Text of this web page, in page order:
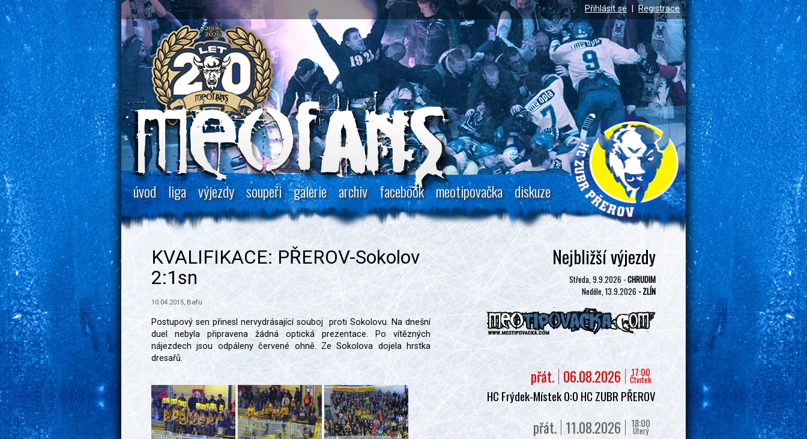
Přihlásit se Registrace
úvod liga výjezdy soupeři galerie archiv facebook meotipovačka diskuze
KVALIFIKACE: PŘEROV-Sokolov
2:1sn
10.04.2015, Bafu
Postupový sen přinesl nervydrásající souboj proti Sokolovu. Na dnešní
duel nebyla připravena žádná optická prezentace. Po vítězných
nájezdech jsou odpáleny červené ohně. Ze Sokolova dojela hrstka
dresařů.
Nejbližší výjezdy
Středa, 9.9.2026 -CHRUDIM
Neděle, 13.9.2026 - ZLÍN
17:00
Čtvrtek
06.08.2026
přát.
HC Frýdek-Místek 0:0 HC ZUBR PŘEROV
18:00
Úterý
11.08.2026
přát.